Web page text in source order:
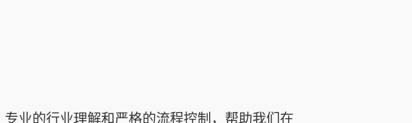
业的行业理解和严格的流程控制，帮助我们在